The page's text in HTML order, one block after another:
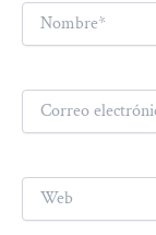
Nombre*
Correo
electrónico*
Web